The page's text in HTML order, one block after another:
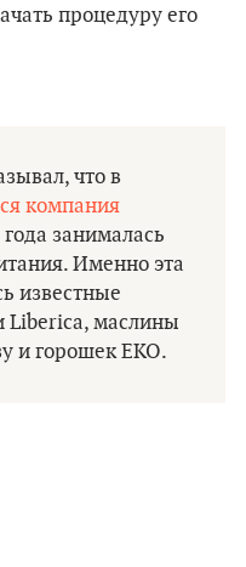
процедуру его
что в
компания
года занималась
Именно эта
известные
Liberica, маслины
и горошек EKO.